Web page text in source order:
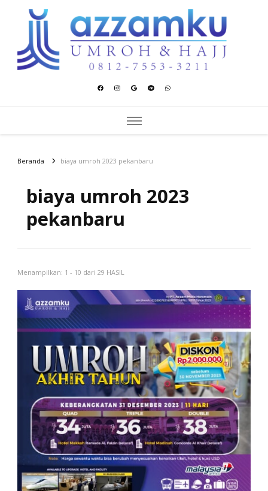
Azzamku Umroh dan Hajj
Beranda biaya umroh 2023 pekanbaru
biaya umroh 2023
pekanbaru
Menampilkan: 1 - 10 dari 29 HASIL